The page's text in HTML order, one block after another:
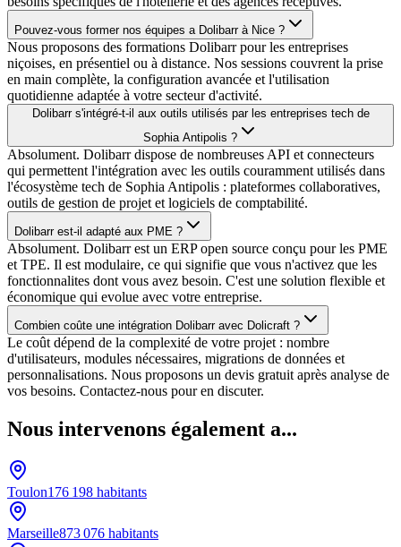
Pouvez-vous former nos équipes a Dolibarr à Nice ?
Nous proposons des formations Dolibarr pour les entreprises
niçoises, en présentiel ou à distance. Nos sessions couvrent la prise
en main complète, la configuration avancée et l'utilisation
quotidienne adaptée à votre secteur d'activité.
Dolibarr s'intégré-t-il aux outils utilisés par les entreprises tech de
Sophia Antipolis ?
Absolument. Dolibarr dispose de nombreuses API et connecteurs
qui permettent l'intégration avec les outils couramment utilisés dans
l'écosystème tech de Sophia Antipolis : plateformes collaboratives,
outils de gestion de projet et logiciels de comptabilité.
Dolibarr est-il adapté aux PME ?
Absolument. Dolibarr est un ERP open source conçu pour les PME
et TPE. Il est modulaire, ce qui signifie que vous n'activez que les
fonctionnalites dont vous avez besoin. C'est une solution flexible et
économique qui evolue avec votre entreprise.
Combien coûte une intégration Dolibarr avec Dolicraft ?
Le coût dépend de la complexité de votre projet : nombre
d'utilisateurs, modules nécessaires, migrations de données et
personnalisations. Nous proposons un devis gratuit après analyse de
vos besoins. Contactez-nous pour en discuter.
Nous intervenons également a...
Toulon176 198 habitants
Marseille873 076 habitants